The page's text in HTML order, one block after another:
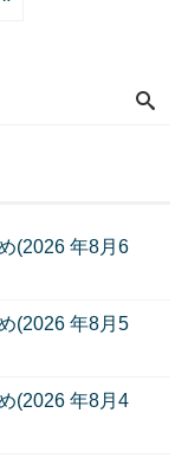
(2026 年8月6
(2026 年8月5
(2026 年8月4